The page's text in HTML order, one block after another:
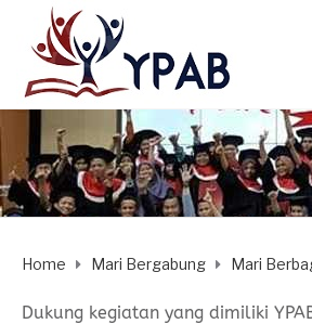
Home Mari Bergabung Mari
Dukung kegiatan yang dimiliki